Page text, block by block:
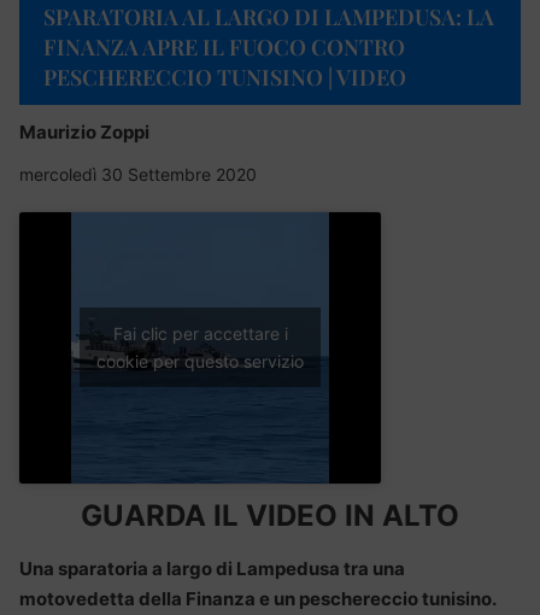
SPARATORIA AL LARGO DI LAMPEDUSA: LA
FINANZA APRE IL FUOCO CONTRO
PESCHERECCIO TUNISINO | VIDEO
Maurizio Zoppi
mercoledì 30 Settembre 2020
Fai clic per accettare i
cookie per questo servizio
GUARDA IL VIDEO IN ALTO
Una sparatoria a largo di Lampedusa tra una
motovedetta della Finanza e un peschereccio tunisino.